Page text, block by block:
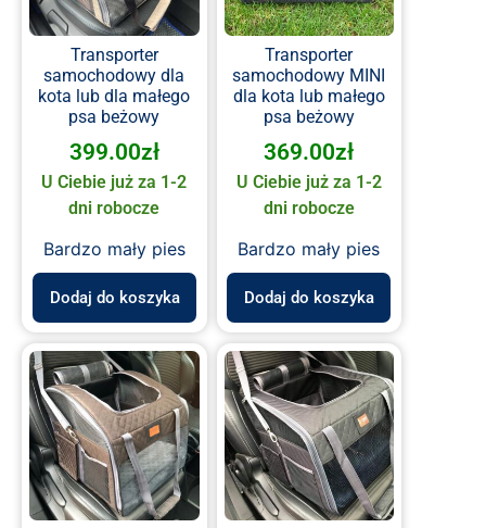
Transporter
samochodowy dla
kota lub dla małego
psa beżowy
399.00zł
U Ciebie już za 1-2
dni robocze
Bardzo mały pies
Dodaj do koszyka
Transporter
samochodowy MINI
dla kota lub małego
psa beżowy
369.00zł
U Ciebie już za 1-2
dni robocze
Bardzo mały pies
Dodaj do koszyka